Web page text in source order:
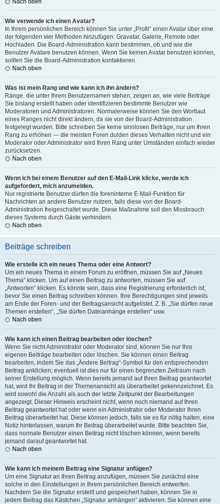
Nach oben
Wie verwende ich einen Avatar?
In Ihrem persönlichen Bereich können Sie unter „Profil“ einen Avatar über eine
der folgenden vier Methoden hinzufügen: Gravatar, Galerie, Remote oder
Hochladen. Die Board-Administration kann bestimmen, ob und wie die
Benutzer Avatare benutzen können. Wenn Sie keinen Avatar benutzen können,
sollten Sie die Board-Administration kontaktieren.
Nach oben
Was ist mein Rang und wie kann ich ihn ändern?
Ränge, die unter Ihrem Benutzernamen stehen, zeigen an, wie viele Beiträge
Sie bislang erstellt haben oder identifizieren bestimmte Benutzer wie
Moderatoren und Administratoren. Normalerweise können Sie den Wortlaut
eines Ranges nicht direkt ändern, da sie von der Board-Administration
festgelegt wurden. Bitte schreiben Sie keine sinnlosen Beiträge, nur um Ihren
Rang zu erhöhen — die meisten Foren dulden dieses Verhalten nicht und ein
Moderator oder Administrator wird Ihren Rang unter Umständen einfach wieder
zurücksetzen.
Nach oben
Wenn ich bei einem Benutzer auf den E-Mail-Link klicke, werde ich
aufgefordert, mich anzumelden.
Nur registrierte Benutzer dürfen die foreninterne E-Mail-Funktion für
Nachrichten an andere Benutzer nutzen, falls diese von der Board-
Administration freigeschaltet wurde. Diese Maßnahme soll den Missbrauch
dieses Systems durch Gäste verhindern.
Nach oben
Beiträge schreiben
Wie erstelle ich ein neues Thema oder eine Antwort?
Um ein neues Thema in einem Forum zu eröffnen, müssen Sie auf „Neues
Thema“ klicken. Um auf einen Beitrag zu antworten, müssen Sie auf
„Antworten“ klicken. Es könnte sein, dass eine Registrierung erforderlich ist,
bevor Sie einen Beitrag schreiben können. Ihre Berechtigungen sind jeweils
am Ende der Foren- und der Beitragsansicht aufgelistet. Z. B. „Sie dürfen neue
Themen erstellen“, „Sie dürfen Dateianhänge erstellen“ usw.
Nach oben
Wie kann ich einen Beitrag bearbeiten oder löschen?
Wenn Sie nicht Administrator oder Moderator sind, können Sie nur Ihre
eigenen Beiträge bearbeiten oder löschen. Sie können einen Beitrag
bearbeiten, indem Sie das „Ändere Beitrag“-Symbol für den entsprechenden
Beitrag anklicken; eventuell ist dies nur für einen begrenzten Zeitraum nach
seiner Erstellung möglich. Wenn bereits jemand auf Ihren Beitrag geantwortet
hat, wird Ihr Beitrag in der Themenansicht als überarbeitet gekennzeichnet. Es
wird sowohl die Anzahl als auch der letzte Zeitpunkt der Bearbeitungen
angezeigt. Dieser Hinweis erscheint nicht, wenn noch niemand auf Ihren
Beitrag geantwortet hat oder wenn ein Administrator oder Moderator Ihren
Beitrag überarbeitet hat. Diese können jedoch, falls sie es für nötig halten, eine
Notiz hinterlassen, warum Ihr Beitrag überarbeitet wurde. Bitte beachten Sie,
dass normale Benutzer einen Beitrag nicht löschen können, wenn bereits
jemand darauf geantwortet hat.
Nach oben
Wie kann ich meinem Beitrag eine Signatur anfügen?
Um eine Signatur an Ihren Beitrag anzufügen, müssen Sie zunächst eine
solche in den Einstellungen in Ihrem persönlichen Bereich entwerfen.
Nachdem Sie die Signatur erstellt und gespeichert haben, können Sie in
jedem Beitrag das Kästchen „Signatur anhängen“ aktivieren. Sie können eine